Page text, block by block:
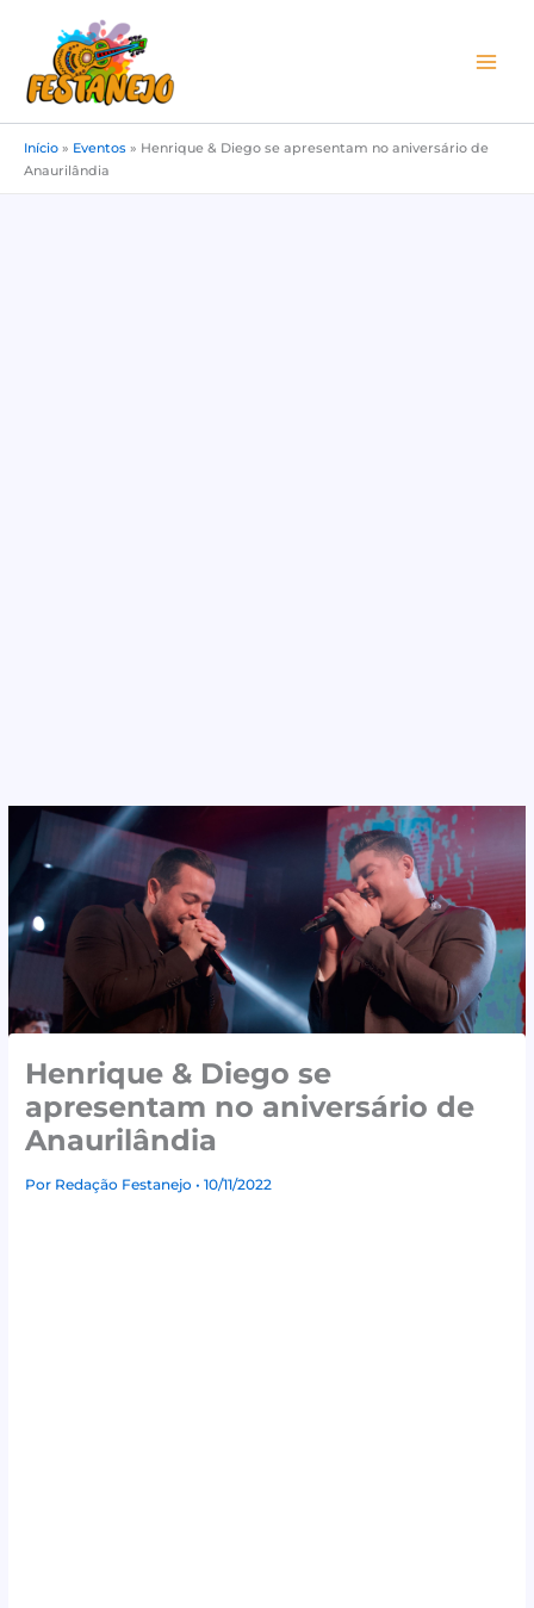
conteúdo
Início » Eventos » Henrique & Diego se apresentam no aniversário de
Anaurilândia
Henrique & Diego se
apresentam no aniversário de
Anaurilândia
Por Redação Festanejo• 10/11/2022